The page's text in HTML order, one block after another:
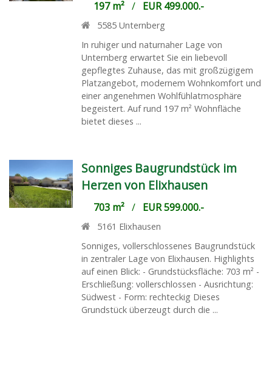
197 m²/ EUR 499.000.-
5585 Unternberg
In ruhiger und naturnaher Lage von
Unternberg erwartet Sie ein liebevoll
gepflegtes Zuhause, das mit großzügigem
Platzangebot, modernem Wohnkomfort und
einer angenehmen Wohlfühlatmosphäre
begeistert. Auf rund 197 m² Wohnfläche
bietet dieses ...
Sonniges Baugrundstück im
Herzen von Elixhausen
703 m²/ EUR 599.000.-
5161 Elixhausen
Sonniges, vollerschlossenes Baugrundstück
in zentraler Lage von Elixhausen. Highlights
auf einen Blick: - Grundstücksfläche: 703 m² -
Erschließung: vollerschlossen - Ausrichtung:
Südwest - Form: rechteckig Dieses
Grundstück überzeugt durch die ...